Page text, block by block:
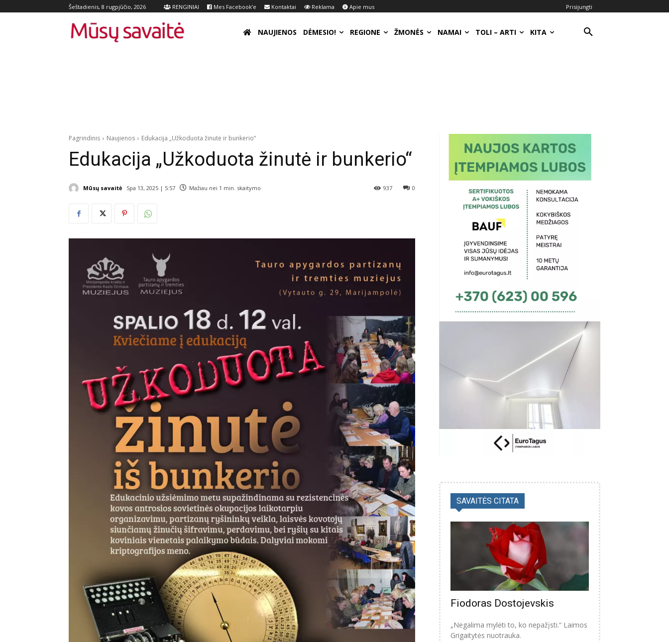
Šeštadienis, 8 rugpjūčio, 2026 RENGINIAI Mes Facebook’e Kontaktai Reklama Apie mus Prisijungti
NAUJIENOS DĖMESIO! REGIONE ŽMONĖS NAMAI TOLI – ARTI KITA
Pagrindinis Naujienos Edukacija „Užkoduota žinutė ir bunkerio“
Edukacija „Užkoduota žinutė ir bunkerio“
Mūsų savaitė Spa 13, 2025 | 5:57 Mažiau nei 1 min. skaitymo 0
937
SAVAITĖS CITATA
Fiodoras Dostojevskis
„Negalima mylėti to, ko nepažįsti.“ Laimos
Grigaitytės nuotrauka.